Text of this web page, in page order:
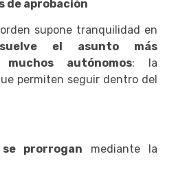
de aprobación
supone tranquilidad en
el asunto más
autónomos: la
permiten seguir dentro del
prorrogan mediante la